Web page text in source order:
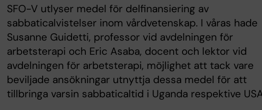
SFO-V utlyser medel för delfinansiering av
sabbaticalvistelser inom vårdvetenskap. I våras hade
Susanne Guidetti, professor vid avdelningen för
arbetsterapi och Eric Asaba, docent och lektor vid
avdelningen för arbetsterapi, möjlighet att tack vare
beviljade ansökningar utnyttja dessa medel för att
tillbringa varsin sabbaticaltid i Uganda respektive